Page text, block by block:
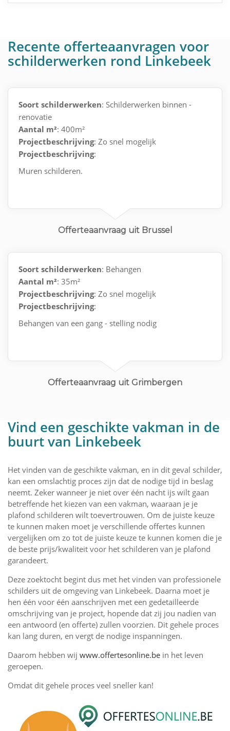
Recente offerteaanvragen voor
schilderwerken rond Linkebeek
Soort schilderwerken: Schilderwerken binnen -
renovatie
Aantal m²: 400m²
Projectbeschrijving: Zo snel mogelijk
Projectbeschrijving:
Muren schilderen.
Offerteaanvraag uit Brussel
Soort schilderwerken: Behangen
Aantal m²: 35m²
Projectbeschrijving: Zo snel mogelijk
Projectbeschrijving:
Behangen van een gang - stelling nodig
Offerteaanvraag uit Grimbergen
Vind een geschikte vakman in de
buurt van Linkebeek
Het vinden van de geschikte vakman, en in dit geval schilder,
kan een omslachtig proces zijn dat de nodige tijd in beslag
neemt. Zeker wanneer je niet over één nacht ijs wilt gaan
betreffende het kiezen van een vakman, waaraan je je
plafond schilderen wilt toevertrouwen. Om de juiste keuze
te kunnen maken moet je verschillende offertes kunnen
vergelijken om zo tot de juiste keuze te kunnen komen die je
de beste prijs/kwaliteit voor het schilderen van je plafond
garandeert.
Deze zoektocht begint dus met het vinden van professionele
schilders uit de omgeving van Linkebeek. Daarna moet je
hen één voor één aanschrijven met een gedetailleerde
omschrijving van je project, hopende dat zij jou nadien van
een antwoord (en offerte) zullen voorzien. Dit gehele proces
kan lang duren, en vergt de nodige inspanningen.
Daarom hebben wij www.offertesonline.be in het leven
geroepen.
Omdat dit gehele proces veel sneller kan!